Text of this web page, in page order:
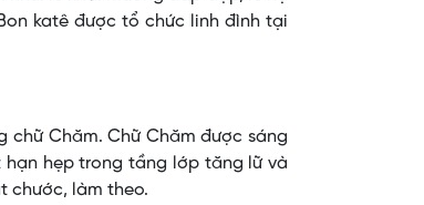
katê được tổ chức linh đình tại
chữ Chăm. Chữ Chăm được sáng
hạn hẹp trong tầng lớp tăng lữ và
chước, làm theo.